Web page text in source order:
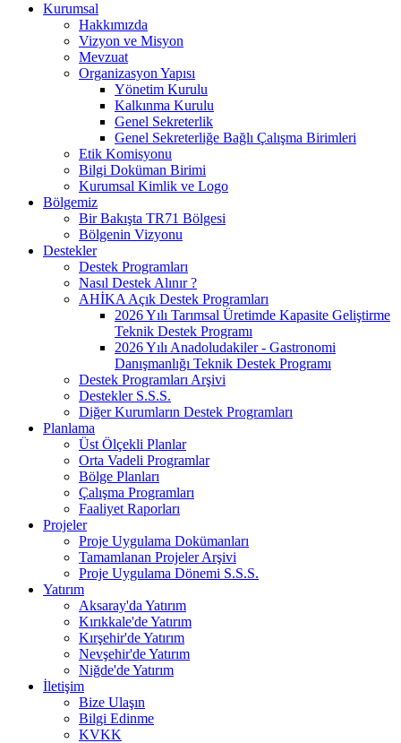
Kurumsal
Hakkımızda
Vizyon ve Misyon
Mevzuat
Organizasyon Yapısı
Yönetim Kurulu
Kalkınma Kurulu
Genel Sekreterlik
Genel Sekreterliğe Bağlı Çalışma Birimleri
Etik Komisyonu
Bilgi Doküman Birimi
Kurumsal Kimlik ve Logo
Bölgemiz
Bir Bakışta TR71 Bölgesi
Bölgenin Vizyonu
Destekler
Destek Programları
Nasıl Destek Alınır ?
AHİKA Açık Destek Programları
2026 Yılı Tarımsal Üretimde Kapasite Geliştirme
Teknik Destek Programı
2026 Yılı Anadoludakiler - Gastronomi
Danışmanlığı Teknik Destek Programı
Destek Programları Arşivi
Destekler S.S.S.
Diğer Kurumların Destek Programları
Planlama
Üst Ölçekli Planlar
Orta Vadeli Programlar
Bölge Planları
Çalışma Programları
Faaliyet Raporları
Projeler
Proje Uygulama Dokümanları
Tamamlanan Projeler Arşivi
Proje Uygulama Dönemi S.S.S.
Yatırım
Aksaray'da Yatırım
Kırıkkale'de Yatırım
Kırşehir'de Yatırım
Nevşehir'de Yatırım
Niğde'de Yatırım
İletişim
Bize Ulaşın
Bilgi Edinme
KVKK